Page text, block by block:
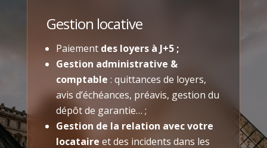
Gestion locative
Paiement des loyers à J+5 ;
Gestion administrative &
comptable : quittances de loyers,
avis d’échéances, préavis, gestion du
dépôt de garantie… ;
Gestion de la relation avec votre
locataire et des incidents dans les